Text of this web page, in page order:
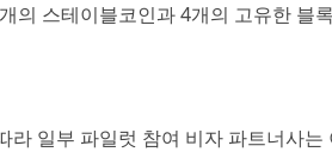
의 스테이블코인과 4개의 고유한 블
라 일부 파일럿 참여 비자 파트너사는